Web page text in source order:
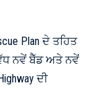
Plan ਦੇ ਤਹਿਤ
ਵੱਧ ਨਵੇਂ ਬੈੱਡ ਅਤੇ ਨਵੇਂ
ਦੀ